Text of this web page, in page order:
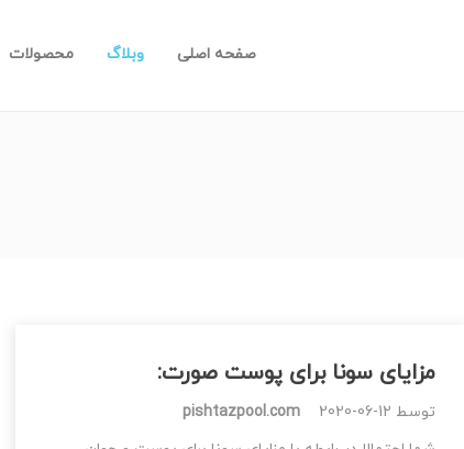
صفحه اصلی وبلاگ محصولات
مزایای سونا برای پوست صورت:
توسط pishtazpool.com
2020-06-12